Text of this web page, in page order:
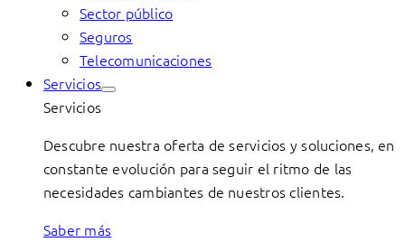
Sector público
Seguros
Telecomunicaciones
Servicios
Servicios
Descubre nuestra oferta de servicios y soluciones, en
constante evolución para seguir el ritmo de las
necesidades cambiantes de nuestros clientes.
Saber más